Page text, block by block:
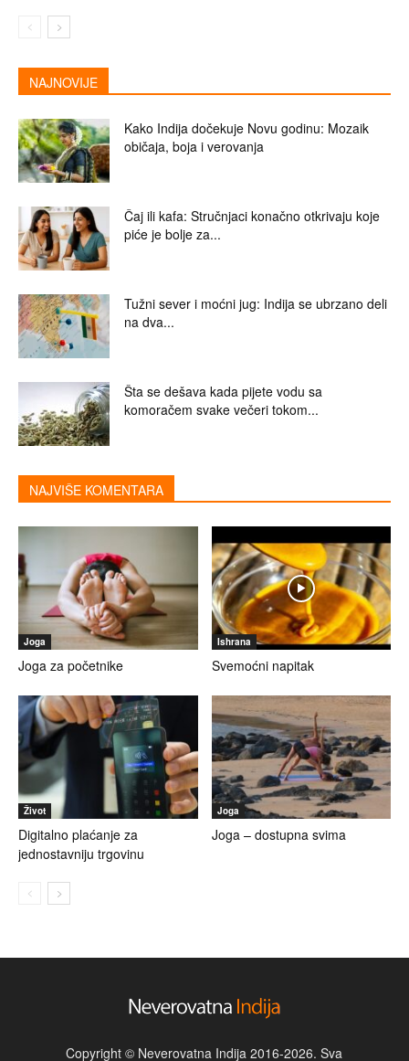
NAJNOVIJE
Kako Indija dočekuje Novu godinu: Mozaik
običaja, boja i verovanja
Čaj ili kafa: Stručnjaci konačno otkrivaju koje
piće je bolje za...
Tužni sever i moćni jug: Indija se ubrzano deli
na dva...
Šta se dešava kada pijete vodu sa
komoračem svake večeri tokom...
NAJVIŠE KOMENTARA
Joga
Joga za početnike
Ishrana
Svemoćni napitak
Život
Digitalno plaćanje za
jednostavniju trgovinu
Joga
Joga – dostupna svima
Copyright © Neverovatna Indija 2016-2026. Sva